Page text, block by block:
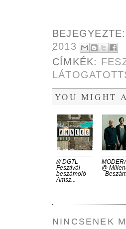
2013
CÍMKÉK:
YOU MIGHT
/// DGTL
Fesztivál -
beszámolò
Amsz...
@
-
NINCSENEK